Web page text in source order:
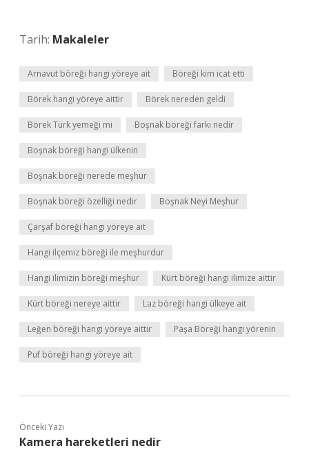
Tarih: Makaleler
Arnavut böreği hangi yöreye ait Böreği kim icat etti
Börek hangi yöreye aittir Börek nereden geldi
Börek Türk yemeği mi Boşnak böreği farkı nedir
Boşnak böreği hangi ülkenin
Boşnak böreği nerede meşhur
Boşnak böreği özelliği nedir Boşnak Neyi Meşhur
Çarşaf böreği hangi yöreye ait
Hangi ilçemiz böreği ile meşhurdur
Hangi ilimizin böreği meşhur Kürt böreği hangi ilimize aittir
Kürt böreği nereye aittir Laz böreği hangi ülkeye ait
Leğen böreği hangi yöreye aittir Paşa Böreği hangi yörenin
Puf böreği hangi yöreye ait
Önceki Yazı
Kamera hareketleri nedir